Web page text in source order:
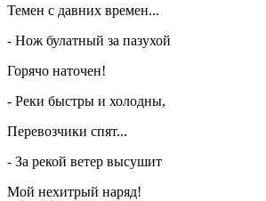
Темен с давних времен...
- Нож булатный за пазухой
Горячо наточен!
- Реки быстры и холодны,
Перевозчики спят...
- За рекой ветер высушит
Мой нехитрый наряд!